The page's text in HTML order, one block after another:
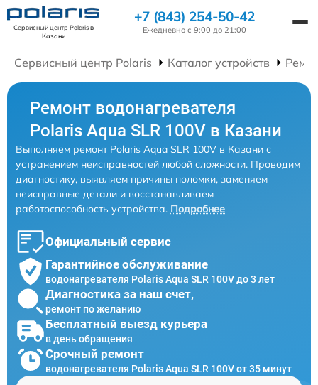
Сервисный центр Polarisв
Казани
+7 (843) 254-50-42
Ежедневно с 9:00 до 21:00
Сервисный центр Polaris Каталог устройств
Ремонт водонагревателя
Polaris Aqua SLR 100V в Казани
Выполняем ремонт Polaris Aqua SLR 100V в Казани с
устранением неисправностей любой сложности. Проводим
диагностику, выявляем причины поломки, заменяем
неисправные детали и восстанавливаем
работоспособность устройства. Подробнее
Официальный сервис
Гарантийное обслуживание
водонагревателя Polaris Aqua SLR 100V до 3 лет
Диагностика за наш счет,
ремонт по желанию
Бесплатный выезд курьера
в день обращения
Срочный ремонт
водонагревателя Polaris Aqua SLR 100V от 35 минут